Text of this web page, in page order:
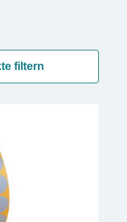
filtern